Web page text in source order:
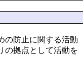
の防止に関する活動
の拠点として活動を